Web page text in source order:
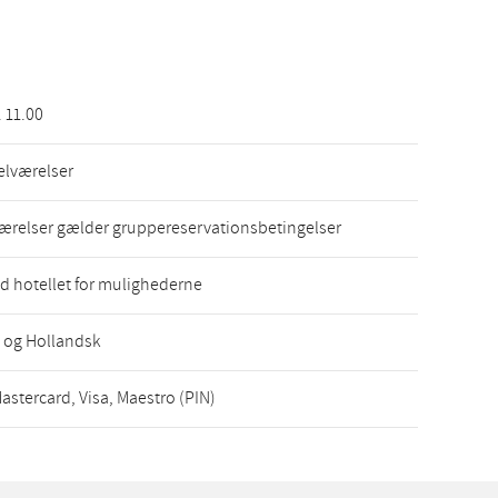
gælder gruppereservationsbetingelser
hotellet for mulighederne
Hollandsk
Visa, Maestro (PIN)